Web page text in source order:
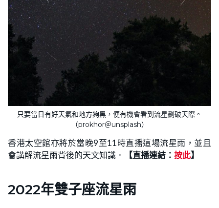
只要當日有好天氣和地方夠黑，便有機會看到流星劃破天際。
（prokhor＠unsplash）
香港太空館亦將於當晚9至11時直播這場流星雨，並且
會講解流星雨背後的天文知識。
【直播連結： 按此】
2022年雙子座流星雨